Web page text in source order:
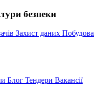
безпеки
Захист даних Побудова
Блог Тендери Вакансії